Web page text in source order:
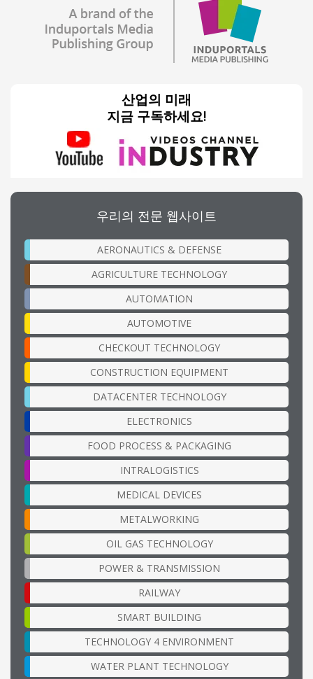
산업의 미래
지금 구독하세요!
우리의 전문 웹사이트
AERONAUTICS & DEFENSE
AGRICULTURE TECHNOLOGY
AUTOMATION
AUTOMOTIVE
CHECKOUT TECHNOLOGY
CONSTRUCTION EQUIPMENT
DATACENTER TECHNOLOGY
ELECTRONICS
FOOD PROCESS & PACKAGING
INTRALOGISTICS
MEDICAL DEVICES
METALWORKING
OIL GAS TECHNOLOGY
POWER & TRANSMISSION
RAILWAY
SMART BUILDING
TECHNOLOGY 4 ENVIRONMENT
WATER PLANT TECHNOLOGY